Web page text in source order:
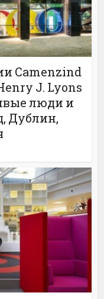
Camenzind
J. Lyons
люди и
Дублин,